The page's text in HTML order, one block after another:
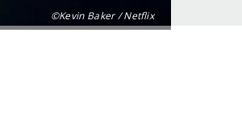
©Kevin Baker / Netflix